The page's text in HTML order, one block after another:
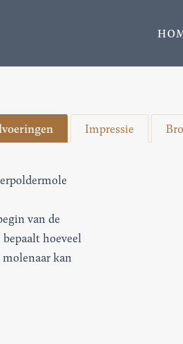
Impressie
van de
hoeveel
kan